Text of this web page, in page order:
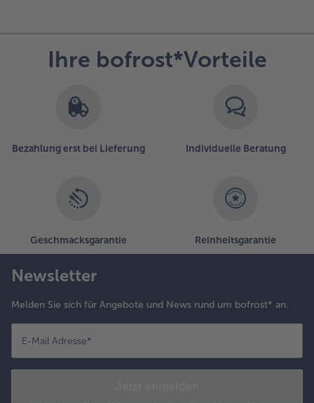
Es
befindenIhre bofrost*Vorteile
Bezahlung erst bei Lieferung Individuelle Beratung
Geschmacksgarantie Reinheitsgarantie
Newsletter
Melden Sie sich für Angebote und News rund um bofrost* an.
E-Mail Adresse*